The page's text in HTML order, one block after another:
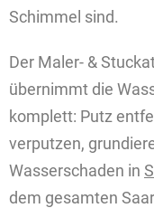
Schimmel sind.
Der Maler- &
übernimmt die
komplett: Putz
verputzen,
Wasserschaden in
dem gesamten